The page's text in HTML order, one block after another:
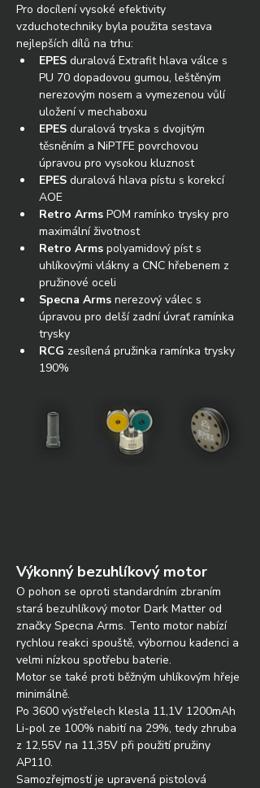
Pro docílení vysoké efektivity
vzduchotechniky byla použita sestava
nejlepších dílů na trhu:
EPES duralová Extrafit hlava válce s
PU 70 dopadovou gumou, leštěným
nerezovým nosem a vymezenou vůlí
uložení v mechaboxu
EPES duralová tryska s dvojitým
těsněním a NiPTFE povrchovou
úpravou pro vysokou kluznost
EPES duralová hlava pístu s korekcí
AOE
Retro Arms POM ramínko trysky pro
maximální životnost
Retro Arms polyamidový píst s
uhlíkovými vlákny a CNC hřebenem z
pružinové oceli
Specna Arms nerezový válec s
úpravou pro delší zadní úvrať ramínka
trysky
RCG zesílená pružinka ramínka trysky
190%
Výkonný bezuhlíkový motor
O pohon se oproti standardním zbraním
stará bezuhlíkový motor Dark Matter od
značky Specna Arms. Tento motor nabízí
rychlou reakci spouště, výbornou kadenci a
velmi nízkou spotřebu baterie.
Motor se také proti běžným uhlíkovým hřeje
minimálně.
Po 3600 výstřelech klesla 11,1V 1200mAh
Li-pol ze 100% nabití na 29%, tedy zhruba
z 12,55V na 11,35V při použití pružiny
AP110.
Samozřejmostí je upravená pistolová